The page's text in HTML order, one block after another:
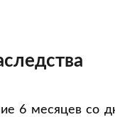
6 месяцев со